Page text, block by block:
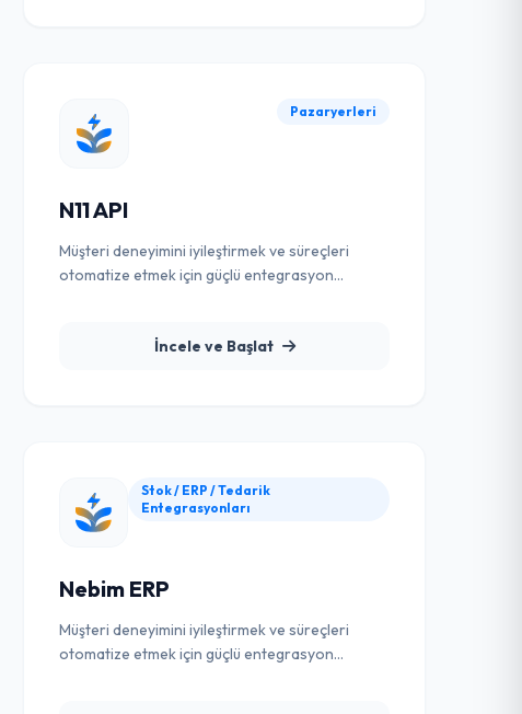
Pazaryerleri
N11 API
Müşteri deneyimini iyileştirmek ve süreçleri
otomatize etmek için güçlü entegrasyon
İncele ve Başlat
Stok / ERP / Tedarik
Entegrasyonları
Nebim ERP
Müşteri deneyimini iyileştirmek ve süreçleri
otomatize etmek için güçlü entegrasyon